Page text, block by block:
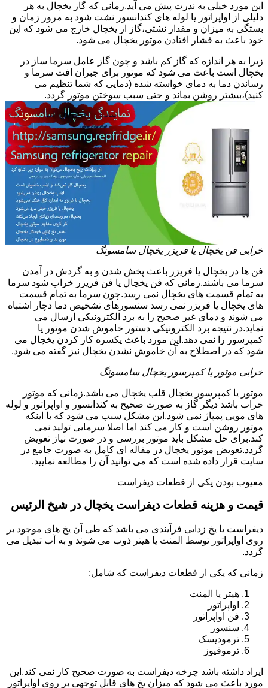
این مورد خیلی به ندرت پیش می آید.زمانی که گاز یخچال به هر
دلیلی از اواپراتور یا لوله های کندانسور نشت شود به مرور زمان و
بستگی به میزان و مقدار نشتی،گاز از یخچال خارج می شود که این
خود باعث به فشار افتادن موتور یخچال می شود.
زیرا به هر اندازه که گاز کم باشد و چون گاز عامل سرما ساز در
یخچال است باعث می شود که موتور برای جبران افت سرما و
رساندن دما به دمای خواسته شده (دمایی که شما تنظیم می
کنید)،بیشتر روشن بماند و حتی سبب سوختن موتور گردد.
خرابی فن یخچال یا فریزر یخچال سامسونگ
فن ها در یخچال یا فریزر باعث پخش شدن و به گردش در آمدن
سرما می باشند.زمانی که فن یخچال یا فن فریزر خراب شود سرما
به تمام قسمت های یخچال نمی رسد.چون سرما به تمام قسمت
های یخچال یا فریزر نمی رسد سنسورهای تشخیص دما دچار اشتباه
می شوند و دمای غیر صحیح را به برد الکترونیکی ارسال می
نماید.در نتیجه برد الکترونیکی دستور خاموش شدن موتور یا
کمپرسور را نمی دهد.این مورد باعث یکسره کار کردن یخچال می
شود که در اصطلاح به آن خاموش نشدن یخچال نیز گفته می شود.
خرابی موتور یا کمپرسور یخچال سامسونگ
موتور یا کمپرسور یخچال قلب یخچال می باشد.زمانی که موتور
خراب باشد دیگر گاز به صورت صحیح به کندانسور و اواپراتور و لوله
های مویی پمپاژ نمی شود.این مشکل سبب می شود که با اینکه
موتور روشن است و کار می کند اما اصلا سرمایی تولید نمی
کند.برای حل مشکل باید موتور بررسی و در صورت نیاز تعویض
گردد.تعویض موتور یخچال در مقاله ای کامل به صورت جامع در
سایت قرار داده شده است که می توانید آن را مطالعه نمایید.
معیوب بودن یکی از قطعات دیفراست
قیمت و هزینه قطعات دیفراست یخچال در شیخ الرئیس
دیفراست یا یخ زدایی فرآیندی می باشد که طی آن یخ های موجود بر
روی اواپراتور توسط المنت یا هیتر ذوب می شوند و به آب تبدیل می
گردد.
زمانی که یکی از قطعات دیفراست که شامل:
هیتر یا المنت
اواپراتور
فن اواپراتور
سنسور
ترمودیسک
ترموفیوز
ایراد داشته باشد چرخه دیفراست به صورت صحیح کار نمی کند.این
مورد باعث می شود که میزان یخ های قابل توجهی بر روی اواپراتور